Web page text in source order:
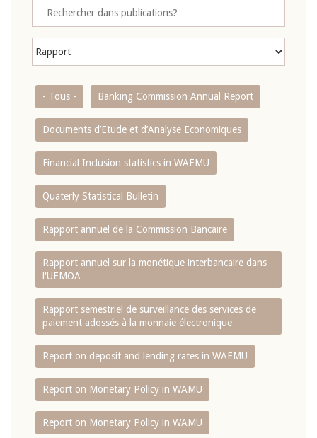
- Tous - Banking Commission Annual Report
Documents d’Etude et d’Analyse Economiques
Financial Inclusion statistics in WAEMU
Quaterly Statistical Bulletin
Rapport annuel de la Commission Bancaire
Rapport annuel sur la monétique interbancaire dans
l'UEMOA
Rapport semestriel de surveillance des services de
paiement adossés à la monnaie électronique
Report on deposit and lending rates in WAEMU
Report on Monetary Policy in WAMU
Report on Monetary Policy in WAMU